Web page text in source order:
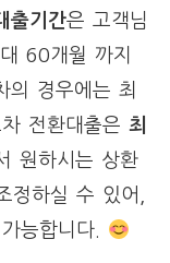
출기간은 고객님
60개월 까지
의 경우에는 최
전환대출은 최
원하시는 상환
정하실 수 있어,
능합니다.